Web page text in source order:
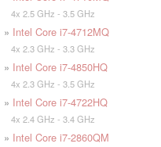
4x 2.5 GHz - 3.5 GHz
» Intel Core i7-4712MQ
4x 2.3 GHz - 3.3 GHz
» Intel Core i7-4850HQ
4x 2.3 GHz - 3.5 GHz
» Intel Core i7-4722HQ
4x 2.4 GHz - 3.4 GHz
» Intel Core i7-2860QM